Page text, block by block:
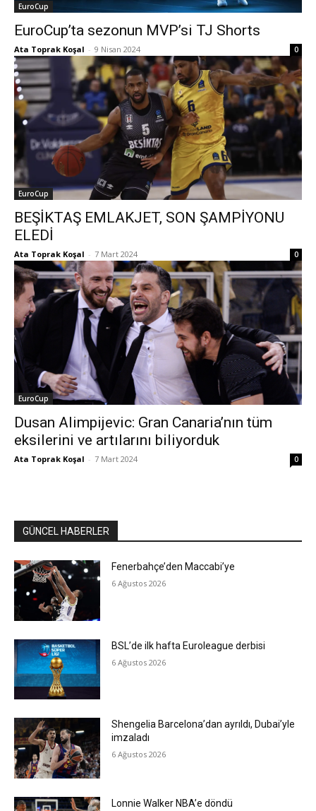
EuroCup
EuroCup’ta sezonun MVP’si TJ Shorts
Ata Toprak Koşal - 9 Nisan 2024 0
EuroCup
BEŞİKTAŞ EMLAKJET, SON ŞAMPİYONU
ELEDİ
Ata Toprak Koşal - 7 Mart 2024 0
EuroCup
Dusan Alimpijevic: Gran Canaria’nın tüm
eksilerini ve artılarını biliyorduk
Ata Toprak Koşal - 7 Mart 2024 0
GÜNCEL HABERLER
Fenerbahçe’den Maccabi’ye
6 Ağustos 2026
BSL’de ilk hafta Euroleague derbisi
6 Ağustos 2026
Shengelia Barcelona’dan ayrıldı, Dubai’yle
imzaladı
6 Ağustos 2026
Lonnie Walker NBA’e döndü